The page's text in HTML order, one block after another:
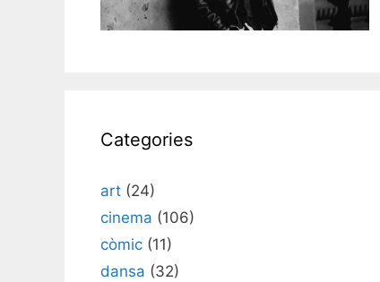
Categories
art (24)
cinema (106)
còmic (11)
dansa (32)